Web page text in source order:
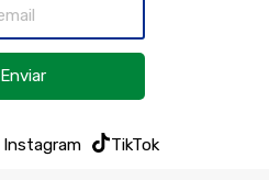
Enviar
Instagram TikTok